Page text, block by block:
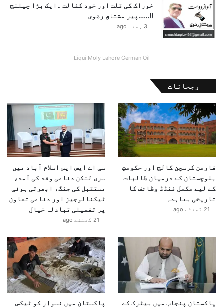
خوراک کی قلت اور خود کفالت ۔ایک بڑا چیلنج
!!……پیر مشتاق رضوی
3 ہفتے ago
Liqui Moly Lahore German Oil
رجحانات
فارمن کرسچن کالج اور حکومتِ
بلوچستان کے درمیان طالبات
کے لیے مکمل فنڈڈ وظائف کا
تاریخی معاہدہ
21 گھنٹے ago
سی اے ایس ایس اسلام آباد میں
سری لنکن دفاعی وفد کی آمد،
مستقبل کی جنگ، ابھرتی ہوئی
ٹیکنالوجیز اور دفاعی تعاون
پر تفصیلی تبادلہ خیال
21 گھنٹے ago
پاکستان پنجاب میں میٹرک کے
پاکستان میں نسوار کو ٹیکس